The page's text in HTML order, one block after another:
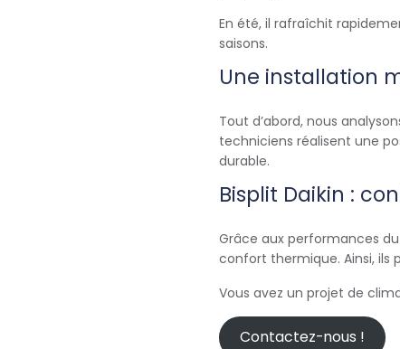
En été, il rafraîchit
saisons.
Une installation
Tout d’abord, nous
techniciens réalisent une
durable.
Bisplit Daikin :
Grâce aux performances
confort thermique. Ainsi, ils
Vous avez un projet de
Contactez-nous !